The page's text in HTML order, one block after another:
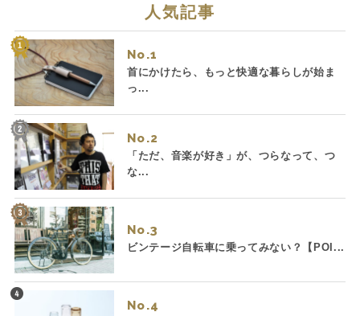
人気記事
No.
首にかけたら、もっと快適な暮らしが始ま
っ...
No.
「ただ、音楽が好き」が、つらなって、つ
な...
No.
ビンテージ自転車に乗ってみない？【POI...
No.